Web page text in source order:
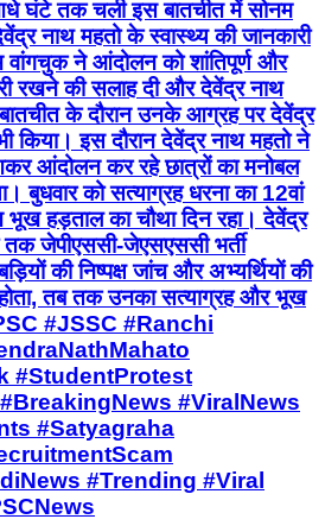
घंटे तक चली इस बातचीत में सोनम
नाथ महतो के स्वास्थ्य की जानकारी
वांगचुक ने आंदोलन को शांतिपूर्ण और
रखने की सलाह दी और देवेंद्र नाथ
बातचीत के दौरान उनके आग्रह पर देवेंद्र
किया। इस दौरान देवेंद्र नाथ महतो ने
आंदोलन कर रहे छात्रों का मनोबल
बुधवार को सत्याग्रह धरना का 12वां
हड़ताल का चौथा दिन रहा। देवेंद्र
जेपीएससी-जेएसएससी भर्ती
की निष्पक्ष जांच और अभ्यर्थियों की
होता, तब तक उनका सत्याग्रह और भूख
#JSSC #Ranchi
#StudentProtest
#ViralNews
#Satyagraha
#Trending #Viral